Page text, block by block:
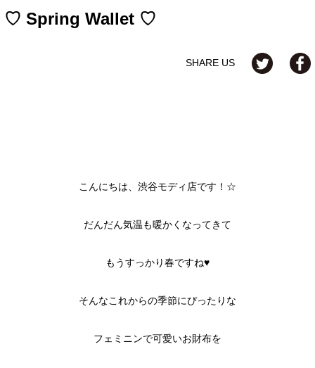
♡ Spring Wallet ♡
SHARE US
こんにちは、渋谷モディ店です！☆
だんだん気温も暖かくなってきて
もうすっかり春ですね♥
そんなこれからの季節にぴったりな
フェミニンで可愛いお財布を